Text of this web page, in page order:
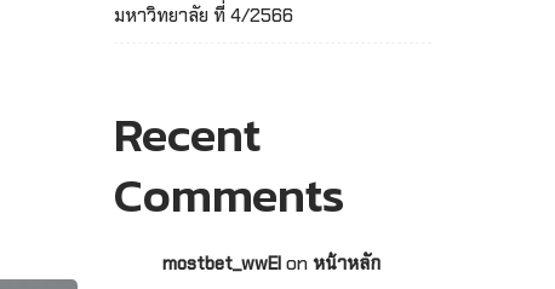
มหาวิทยาลัย ที่ 4/2566
Recent
Comments
mostbet_wwElon หน้าหลัก